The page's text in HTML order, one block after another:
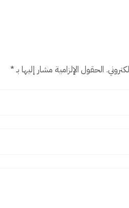
الحقول الإلزامية مشار إليها بـ*